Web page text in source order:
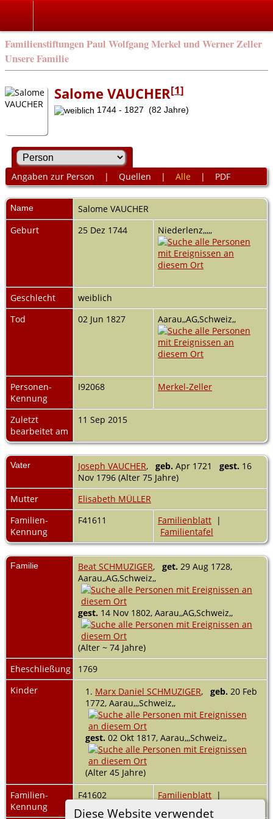
Familienstiftungen Paul Wolfgang Merkel und Werner Zeller
Unsere Familie
Diese Website verwendet
Salome VAUCHER[1]
1744 - 1827 (82 Jahre)
Angaben zur Person | Quellen | Alle | PDF
Name Salome VAUCHER
Geburt
25 Dez 1744 Niederlenz,,,,,
Geschlecht
weiblich
Tod
02 Jun 1827 Aarau,,AG,Schweiz,,
Personen-
Kennung
I92068 Merkel-Zeller
Zuletzt
bearbeitet am
11 Sep 2015
Vater Joseph VAUCHER, geb. Apr 1721 gest. 16
Nov 1796 (Alter 75 Jahre)
Mutter
Elisabeth MÜLLER
Familien-
Kennung
F41611 Familienblatt |
Familientafel
Familie Beat SCHMUZIGER, get. 29 Aug 1728,
Aarau,,AG,Schweiz,,
gest. 14 Nov 1802, Aarau,,AG,Schweiz,,
(Alter ~ 74 Jahre)
Eheschließung
1769
Kinder
1. Marx Daniel SCHMUZIGER, geb. 20 Feb
1772, Aarau,,,Schweiz,,
gest. 02 Okt 1817, Aarau,,,Schweiz,,
(Alter 45 Jahre)
Familien-
Kennung
F41602 Familienblatt |
Familientafel